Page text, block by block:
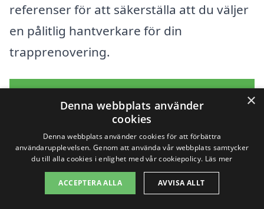
referenser för att säkerställa att du väljer
en pålitlig hantverkare för din
trapprenovering.
Få 3 erbjudanden, gratis och utan
förpliktelser
Sök efter en
×
Denna webbplats använder
cookies
Denna webbplats använder cookies för att förbättra
användarupplevelsen. Genom att använda vår webbplats samtycker
du till alla cookies i enlighet med vår cookiepolicy. Läs mer
ACCEPTERA ALLA AVVISA ALLT